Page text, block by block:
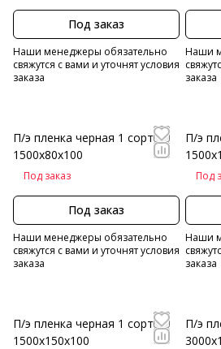
Под заказ
Наши менеджеры обязательно
свяжутся с вами и уточнят условия
заказа
Наши
заказа
П/э пленка черная 1 сорт
1500х80х100
Под заказ
Под заказ
Наши менеджеры обязательно
свяжутся с вами и уточнят условия
заказа
П/э
Под
Наши
заказа
П/э пленка черная 1 сорт
1500х150х100
П/э